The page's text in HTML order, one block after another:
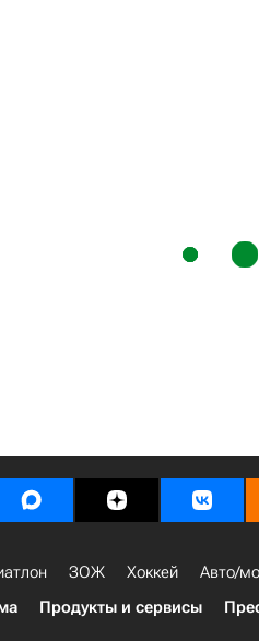
ЗОЖ Хоккей Авто/
Продукты и сервисы